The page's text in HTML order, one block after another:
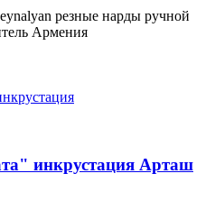
резные нарды ручной
Армения
инкрустация Арташ